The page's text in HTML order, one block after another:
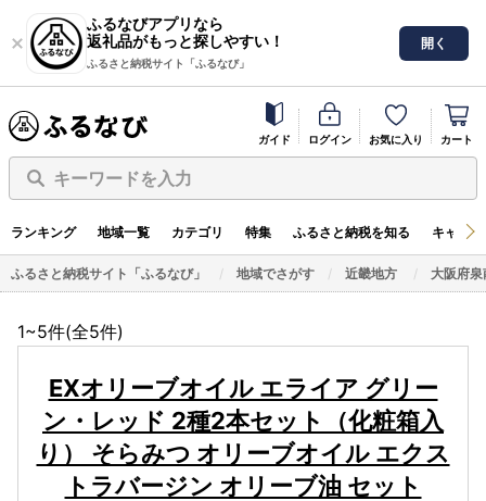
ふるなびアプリなら
返礼品がもっと探しやすい！
ふるさと納税サイト「ふるなび」
開く
ガイド ログイン お気に入り カート
キーワードを入力
ランキング 地域一覧 カテゴリ 特集 ふるさと納税を知る キャン
ふるさと納税サイト「ふるなび」 地域でさがす 近畿地方 大阪府泉
1~5件(全5件)
EXオリーブオイル エライア グリー
ン・レッド 2種2本セット（化粧箱入
り） そらみつ オリーブオイル エクス
トラバージン オリーブ油 セット